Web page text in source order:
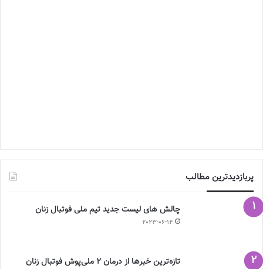
پربازدیدترین مطالب
چالش هاى ليست جدید تيم ملى فوتبال زنان
2023-06-14
تازه‌ترین خبرها از درمان ۲ ملی‌پوش فوتبال زنان